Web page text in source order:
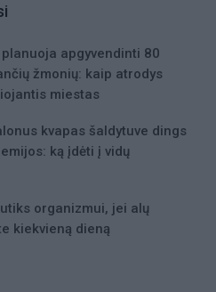
planuoja apgyvendinti 80
žmonių: kaip atrodys
miestas
kvapas šaldytuve dings
ką įdėti į vidų
organizmui, jei alų
kiekvieną dieną